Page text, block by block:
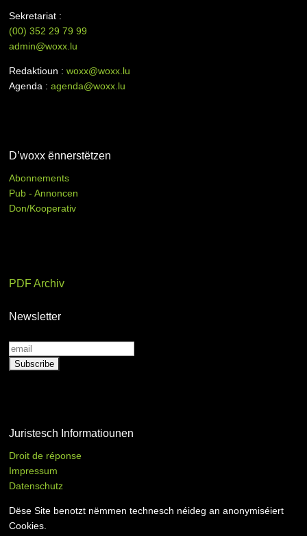
Sekretariat :
(00)352 29 79 99
admin@woxx.lu
Redaktioun :woxx@woxx.lu
Agenda :agenda@woxx.lu
D’woxx ënnerstëtzen
Abonnements
Pub - Annoncen
Don/Kooperativ
PDF Archiv
Newsletter
Juristesch Informatiounen
Droit de réponse
Impressum
Datenschutz
Dëse Site benotzt nëmmen technesch néideg an anonymiséiert
Cookies.